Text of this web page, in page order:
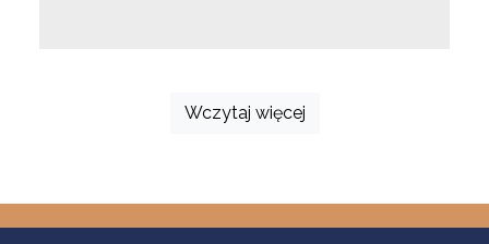
Wczytaj więcej